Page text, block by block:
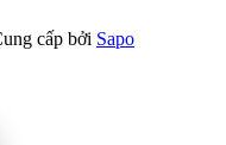
cấp bởi Sapo